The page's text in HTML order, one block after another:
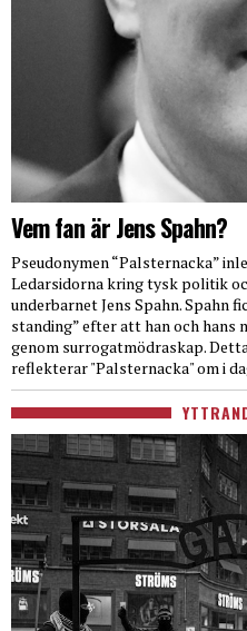
Vem fan är Jens Spahn?
Pseudonymen “Palsternacka”
Ledarsidorna kring tysk politik
underbarnet Jens Spahn. Spahn
standing” efter att han och hans
genom surrogatmödraskap.
reflekterar "Palsternacka" om i